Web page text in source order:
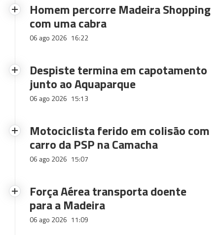
Homem percorre Madeira Shopping
com uma cabra
06 ago 2026 16:22
Despiste termina em capotamento
junto ao Aquaparque
06 ago 2026 15:13
Motociclista ferido em colisão com
carro da PSP na Camacha
06 ago 2026 15:07
Força Aérea transporta doente
para a Madeira
06 ago 2026 11:09